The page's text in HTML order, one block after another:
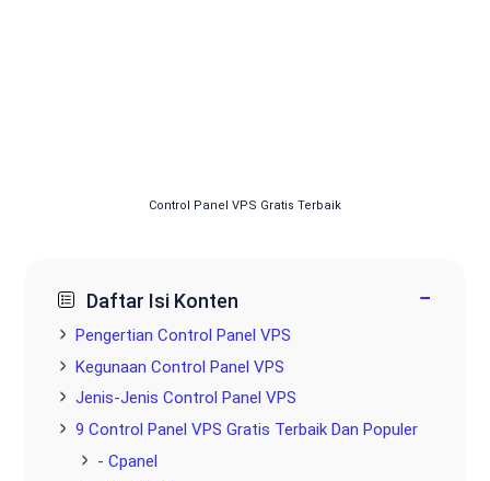
Control Panel VPS Gratis Terbaik
Daftar Isi Konten −
Pengertian Control Panel VPS
Kegunaan Control Panel VPS
Jenis-Jenis Control Panel VPS
9 Control Panel VPS Gratis Terbaik Dan Populer
- Cpanel